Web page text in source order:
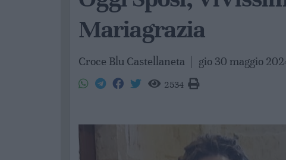
Mariagrazia
Croce Blu Castellaneta gio 30 maggio
2534